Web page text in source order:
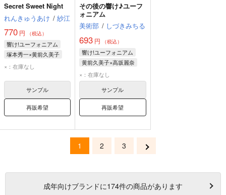
Secret Sweet Night
れんきゅうあけ / 紗江
770 円 （税込）
響け!ユーフォニアム
塚本秀一×黄前久美子
×：在庫なし
サンプル
再販希望
その後の響け♪ユーフ
ォニアム
美術部 / しづきみちる
693 円 （税込）
響け!ユーフォニアム
黄前久美子×高坂麗奈
黄前久美子
田中あすか
×：在庫なし
サンプル
再販希望
1 2 3
成年向けブランドに174件の商品があります